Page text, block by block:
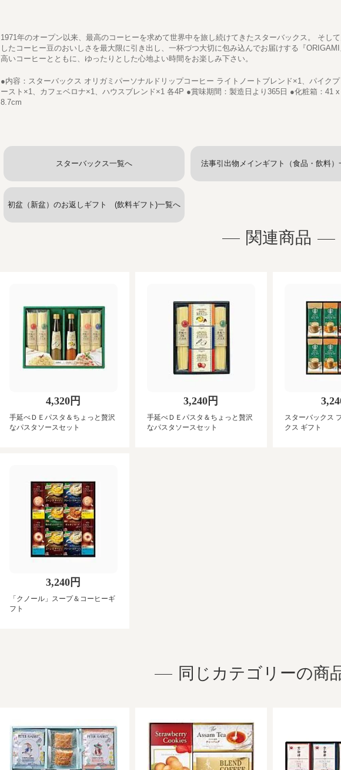
1971年のオープン以来、最高のコーヒーを求めて世界中を旅し続けてきたスターバックス。 そし
したコーヒー豆のおいしさを最大限に引き出し、一杯づつ大切に包み込んでお届けする『
高いコーヒーとともに、ゆったりとした心地よい時間をお楽しみ下さい。
●内容：スターバックス オリガミパーソナルドリップコーヒー ライトノートブレンド×1、パイク
ースト×1、カフェベロナ×1、ハウスブレンド×1 各4P ●賞味期間：製造日より365日 ●化粧箱：41
8.7cm
スターバックス一覧へ 法事引出物メインギフト（食品・飲料）
初盆（新盆）のお返しギフト (飲料ギフト)一覧へ
関連商品
4,320円
手延べＤＥパスタ＆ちょっと贅沢
なパスタソースセット
3,240円
手延べＤＥパスタ＆ちょっと贅沢
なパスタソースセット
スターバックス
クス ギフト
3,240円
「クノール」スープ＆コーヒーギ
フト
同じカテゴリーの商